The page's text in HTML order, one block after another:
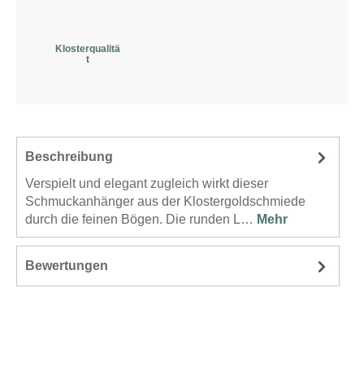
Klosterqualitä
t
Beschreibung
Verspielt und elegant zugleich wirkt dieser
Schmuckanhänger aus der Klostergoldschmiede
durch die feinen Bögen. Die runden L… Mehr
Bewertungen